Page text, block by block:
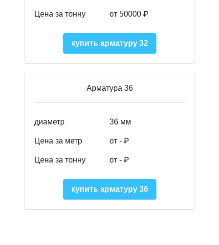
Цена за тонну от 50000 ₽
купить арматуру 32
Арматура 36
диаметр 36 мм
Цена за метр от - ₽
Цена за тонну от - ₽
купить арматуру 36